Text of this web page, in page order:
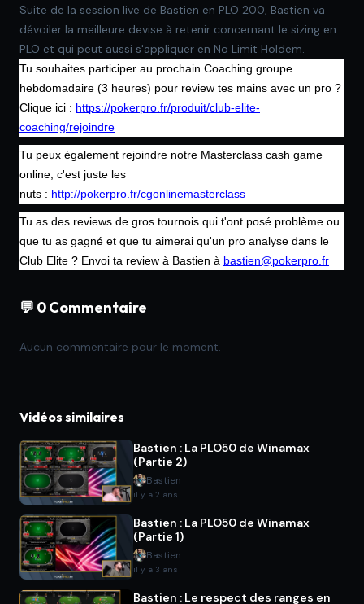
Suite de la session live de Bastien en PLO 200, Bastien va
dévoiler la meilleure devise à retenir concernant le sizing en
PLO et qui peut aussi s'appliquer en No Limit Holdem.
Tu souhaites participer au prochain Coaching groupe
hebdomadaire (3 heures) pour review tes mains avec un pro ?
Clique ici : https://pokerpro.fr/produit/club-elite-
coaching/rejoindre
Tu peux également rejoindre notre Masterclass cash game
online, c'est juste les
nuts : http://pokerpro.fr/cgonlinemasterclass
Tu as des reviews de gros tournois qui t'ont posé problème ou
que tu as gagné et que tu aimerai qu'un pro analyse dans le
Club Elite ? Envoi ta review à Bastien à bastien@pokerpro.fr
💬 0 Commentaire
Aucun commentaire pour le moment.
Vidéos similaires
Bastien : La PLO50 de Winamax
(Partie 2)
Bastien
il y a 2 ans
Bastien : La PLO50 de Winamax
(Partie 1)
Bastien
il y a 3 ans
Bastien : Le respect des ranges en